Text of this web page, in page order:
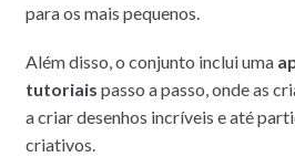
para os mais pequenos.
Além disso, o conjunto inclui uma
tutoriais passo a passo, onde as
a criar desenhos incríveis e até
criativos.